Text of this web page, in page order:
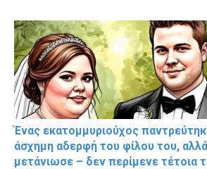
Ένας εκατομμυριούχος
άσχημη αδερφή του φίλου του,
μετάνιωσε – δεν περίμενε τέτοια